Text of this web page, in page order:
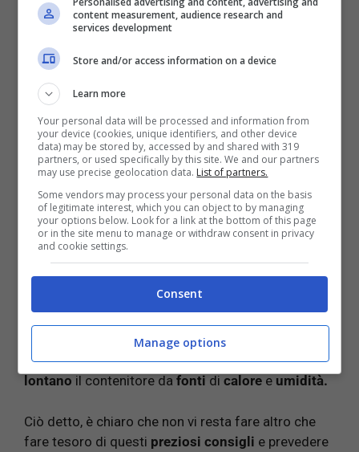
particolare, è indicato in caso diinfezionidato che
naturale azione antisettica.
in esame, poi, è piuttosto indicato per le persone
che intendono
stimolarela digestione
dolcificante naturale.
In presenza distati d’ansiae stress,gli esperti
consigliano di fare uso di questo alimento per
migliorarele funzionalitàdelcervello.Non solo, il
consumo è consigliato anche per regolareilivelli
colesterolo cattivo.
Ovviamente,tali proprietà si riferiscono al
prodotto correttamente conservato
all’interno di un contenitore a chiusura ermetica.
Ricordate che è molto importante anche tenere
lontano il contenitore da fonti di calore e umidità.
Ciò detto, è chiaro che non vi resta fare altro che
fare tesoro di questi preziosi consigli e prevedere
content measurement, audience research and
services development
Store and/or access information on a device
Learn more
Your personal data will be processed and information from
your device (cookies, unique identifiers, and other device
data) may be stored by, accessed by and shared with 319
partners, or used specifically by this site. We and our partners
may use precise geolocation data. List of partners.
Some vendors may process your personal data on the basis
of legitimate interest, which you can object to by managing
your options below. Look for a link at the bottom of this page
or in the site menu to manage or withdraw consent in privacy
and cookie settings.
Consent
Manage options